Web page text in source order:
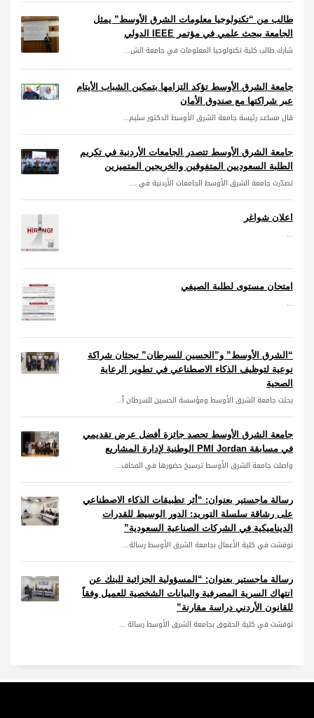
طالب من “تكنولوجيا معلومات الشرق الأوسط” يمثل
الجامعة ببحث علمي في مؤتمر IEEE الدولي
شارك طالب كلية تكنولوجيا المعلومات في جامعة الش...
جامعة الشرق الأوسط تؤكد التزامها بتمكين الشباب الأيتام
عبر شراكتها مع صندوق الأمان
قال مساعد رئيسة جامعة الشرق الأوسط الدكتور سليم...
جامعة الشرق الأوسط تتصدر الجامعات الأردنية في تكريم
الطلبة السعوديين المتفوقين والخريجين المتميزين
تصدّرت جامعة الشرق الأوسط الجامعات الأردنية في ...
اعلان شواغر
...
امتحان مستوى لطلبة الصيفي
...
“الشرق الأوسط” و”الحسين للسرطان” تبحثان شراكة
نوعية لتوظيف الذكاء الاصطناعي في تطوير الرعاية
الصحية
بحثت جامعة الشرق الأوسط ومؤسسة الحسين للسرطان آ...
جامعة الشرق الأوسط تحصد جائزة أفضل عرض تقديمي
في مسابقة PMI Jordan الوطنية لإدارة المشاريع
واصلت جامعة الشرق الأوسط ترسيخ حضورها في المحاف...
رسالة ماجستير بعنوان: “أثر تطبيقات الذكاء الاصطناعي
على رشاقة سلسلة التوريد: الدور الوسيط للقدرات
الديناميكية في الشركات الصناعية السعودية”
نوقشت في كلية الأعمال بجامعة الشرق الأوسط رسالة...
رسالة ماجستير بعنوان: “المسؤولية الجزائية للبنك عن
انتهاك السرية المصرفية والبيانات الشخصية للعميل وفقاً
للقانون الأردني دراسة مقارنة”
نوقشت في كلية الحقوق بجامعة الشرق الأوسط رسالة ...